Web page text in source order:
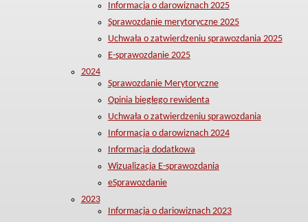
Informacja o darowiznach 2025
Sprawozdanie merytoryczne 2025
Uchwała o zatwierdzeniu sprawozdania 2025
E-sprawozdanie 2025
2024
Sprawozdanie Merytoryczne
Opinia biegłego rewidenta
Uchwała o zatwierdzeniu sprawozdania
Informacja o darowiznach 2024
Informacja dodatkowa
Wizualizacja E-sprawozdania
eSprawozdanie
2023
Informacja o dariowiznach 2023